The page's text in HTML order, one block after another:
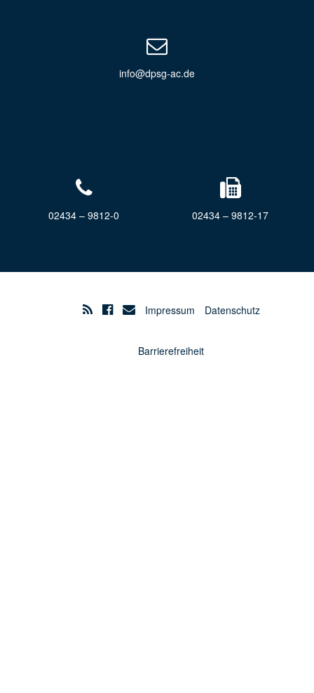
info@dpsg-ac.de
02434 – 9812-0 02434 – 9812-17
Impressum Datenschutz
Barrierefreiheit